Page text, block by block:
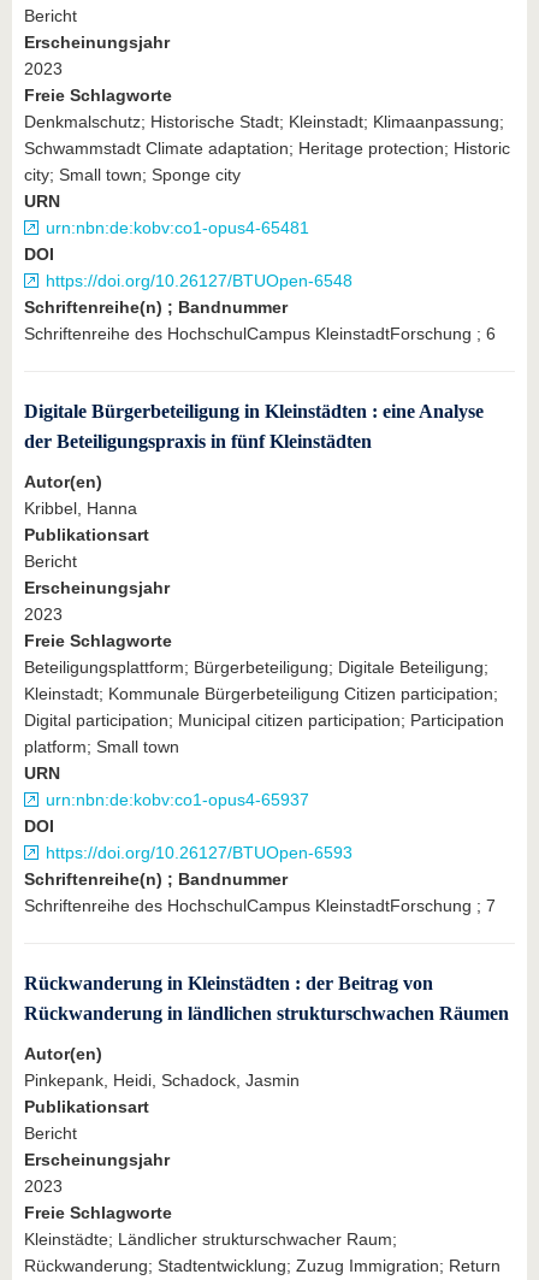
Bericht
Erscheinungsjahr
2023
Freie Schlagworte
Denkmalschutz; Historische Stadt; Kleinstadt; Klimaanpassung;
Schwammstadt Climate adaptation; Heritage protection; Historic
city; Small town; Sponge city
URN
urn:nbn:de:kobv:co1-opus4-65481
DOI
https://doi.org/10.26127/BTUOpen-6548
Schriftenreihe(n) ; Bandnummer
Schriftenreihe des HochschulCampus KleinstadtForschung ; 6
Digitale Bürgerbeteiligung in Kleinstädten : eine Analyse
der Beteiligungspraxis in fünf Kleinstädten
Autor(en)
Kribbel, Hanna
Publikationsart
Bericht
Erscheinungsjahr
2023
Freie Schlagworte
Beteiligungsplattform; Bürgerbeteiligung; Digitale Beteiligung;
Kleinstadt; Kommunale Bürgerbeteiligung Citizen participation;
Digital participation; Municipal citizen participation; Participation
platform; Small town
URN
urn:nbn:de:kobv:co1-opus4-65937
DOI
https://doi.org/10.26127/BTUOpen-6593
Schriftenreihe(n) ; Bandnummer
Schriftenreihe des HochschulCampus KleinstadtForschung ; 7
Rückwanderung in Kleinstädten : der Beitrag von
Rückwanderung in ländlichen strukturschwachen Räumen
Autor(en)
Pinkepank, Heidi, Schadock, Jasmin
Publikationsart
Bericht
Erscheinungsjahr
2023
Freie Schlagworte
Kleinstädte; Ländlicher strukturschwacher Raum;
Rückwanderung; Stadtentwicklung; Zuzug Immigration; Return